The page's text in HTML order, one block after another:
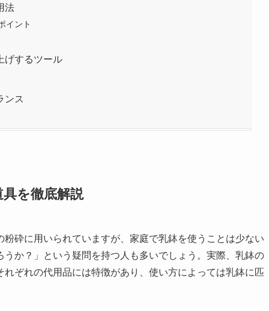
法
イント
げするツール
ンス
を徹底解説
砕に用いられていますが、家庭で乳鉢を使うことは少ない
か？」という疑問を持つ人も多いでしょう。実際、乳鉢の
ぞれの代用品には特徴があり、使い方によっては乳鉢に匹